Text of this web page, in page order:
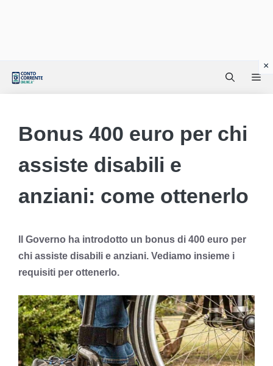
Bonus 400 euro per chi
assiste disabili e
anziani: come ottenerlo
Il Governo ha introdotto un bonus di 400 euro per
chi assiste disabili e anziani. Vediamo insieme i
requisiti per ottenerlo.